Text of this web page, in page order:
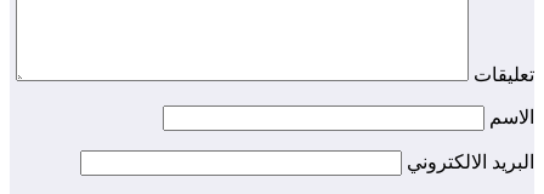
تعليقات
الاسم
البريد الالكتروني